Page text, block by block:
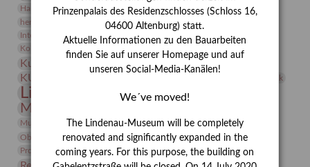
Hanns-Conon von der Gabelentz Heinrich Kirchhoff Heldinnen
herman de vries Humboldt
Insekten
Integriertes Schädlingsmanagement
Jahresempfang
Kolosseum
Kunst
Kunstmuseum Kunstvermittlung Kunst von Kühl
KUNSTWAND Künstler Lehmbruck
Lindenau-Museum Marstall
Museumsgeschichte
Museumspädagogik Mäzen Napoleon Natur
Neue Remise
Objekt im Fokus
Paul Klee Peter Schnürpel Phelloplastik
Pohlhof
Provenienz
Provenienzforschung
Prinzenpalais des Residenzschlosses (Schloss 16,
04600 Altenburg) statt.
Aktuelle Informationen zu den Bauarbeiten
finden Sie auf unserer Homepage und auf
unseren Social-Media-Kanälen!
We´ve moved!
The Lindenau-Museum will be completely
renovated and significantly expanded in the
coming years. For this purpose, the building on